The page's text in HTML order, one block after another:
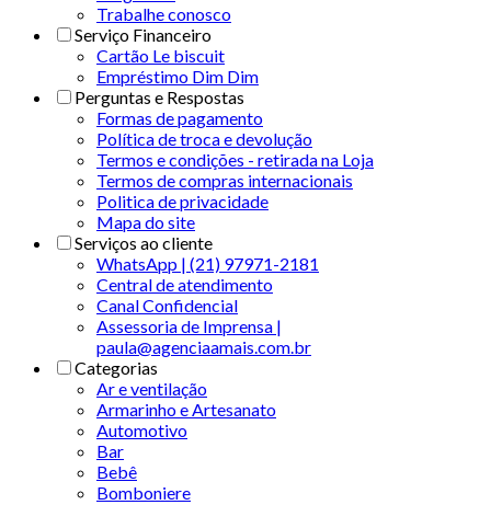
Trabalhe conosco
Serviço Financeiro
Cartão Le biscuit
Empréstimo Dim Dim
Perguntas e Respostas
Formas de pagamento
Política de troca e devolução
Termos e condições - retirada na Loja
Termos de compras internacionais
Politica de privacidade
Mapa do site
Serviços ao cliente
WhatsApp | (21) 97971-2181
Central de atendimento
Canal Confidencial
Assessoria de Imprensa |
paula@agenciaamais.com.br
Categorias
Ar e ventilação
Armarinho e Artesanato
Automotivo
Bar
Bebê
Bomboniere